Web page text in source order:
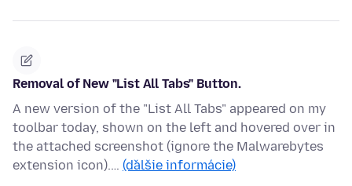
Removal of New "List All Tabs" Button.
A new version of the "List All Tabs" appeared on my
toolbar today, shown on the left and hovered over in
the attached screenshot (ignore the Malwarebytes
extension icon).… (ďalšie informácie)